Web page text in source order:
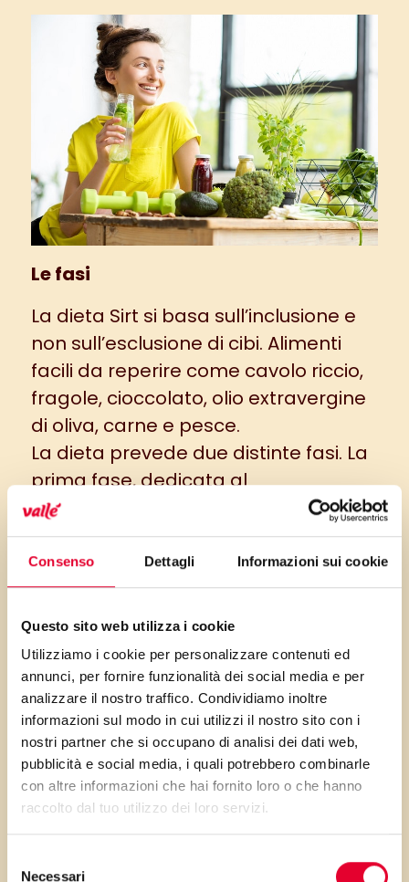
Consenso Dettagli Informazioni sui cookie
Questo sito web utilizza i cookie
Utilizziamo i cookie per personalizzare contenuti ed
annunci, per fornire funzionalità dei social media e per
analizzare il nostro traffico. Condividiamo inoltre
informazioni sul modo in cui utilizzi il nostro sito con i
nostri partner che si occupano di analisi dei dati web,
pubblicità e social media, i quali potrebbero combinarle
con altre informazioni che hai fornito loro o che hanno
raccolto dal tuo utilizzo dei loro servizi.
Necessari
Le fasi
La dieta Sirt si basa sull’inclusione e
non sull’esclusione di cibi. Alimenti
facili da reperire come cavolo riccio,
fragole, cioccolato, olio extravergine
di oliva, carne e pesce.
La dieta prevede due distinte fasi. La
prima fase, dedicata al
dimagrimento (circa 3 chili a
settimana), dura 7 giorni e vede i
primi 3 giorni di relative ristrettezze –
massimo 1000 calorie al dì, solo cibi
Sirt – mentre i restanti giorni della
settimana il tetto giornaliero di
calorie raggiungerà quota 1500. Ogni
giorno spazio per due succhi verdi e
due assunzioni di pasti solidi Sirt.
La seconda fase, di mantenimento,
dura 14 giorni ed è maggiormente
concentrata sul consolidamento dei
chili persi.